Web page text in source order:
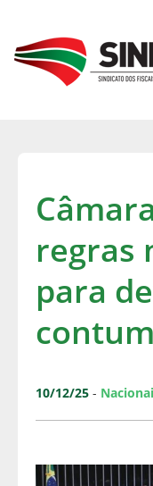
regras
para
10/12/25 -